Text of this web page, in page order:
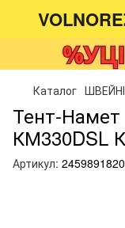
Каталог
Тент-
КМ330DSL
Артикул: 2459891820